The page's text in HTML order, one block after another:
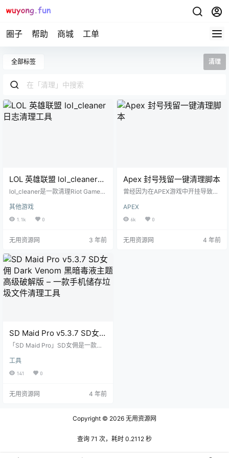
圈子 帮助 商城 工单
全部标签 清理
LOL 英雄联盟 lol_cleaner
日志清理工具
lol_cleaner是一款清理Riot Games
具,透过使用它来避免因为日志或跟
踪文件而产生的封号。
其他游戏
1.1k 0
无用资源网 3 年前
Apex 封号残留一键清理脚本
曾经因为在APEX游戏中开挂导致被
键清理游戏中的残留。 使用方法 退
出游戏、Origin客户端 运行"Apex封
APEX
6k 0
无用资源网 4 年前
SD Maid Pro v5.3.7 SD女佣
Dark Venom 黑暗毒液主题
垃圾文件清理工具
「SD Maid Pro」SD女佣是一款专
自带中文、功能齐全、无任何广告,
操作非常方便。 功能特色： 资源管
理器是一个全功能文件管理器，用
文件搜索器可以根据文件名称和内
需要的文件并将其与已安装程序列
轻松的冻结、重置或移除应用（同
工具
141 0
无用资源网 4 年前
Copyright © 2026 无用资源网
查询 71 次，耗时 0.2112 秒